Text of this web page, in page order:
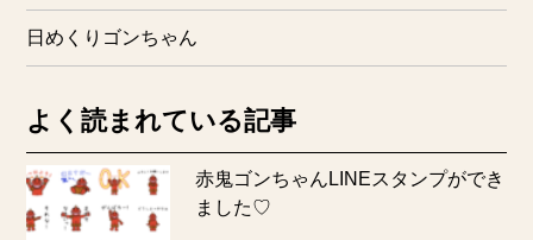
日めくりゴンちゃん
よく読まれている記事
赤鬼ゴンちゃんLINEスタンプができ
ました♡